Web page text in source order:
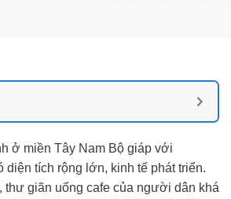
ở miền Tây Nam Bộ giáp với
diện tích rộng lớn, kinh tế phát triển.
thư giãn uống cafe của người dân khá